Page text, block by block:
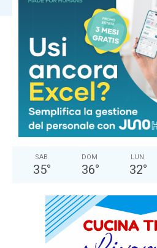
Carica altri
COMUNE DI MASSA
Cielo Sereno
30.1°
SAB
35°
DOM
36°
LUN
32°